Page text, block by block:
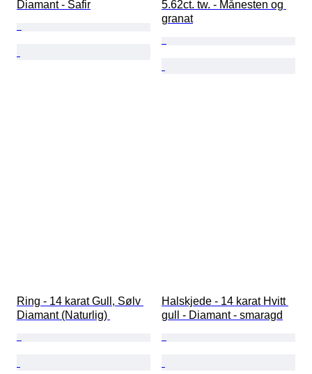
Diamant - Safir
5.62ct. tw. - Månesten og
granat
Ring - 14 karat Gull, Sølv
Diamant (Naturlig)
Halskjede - 14 karat Hvitt
gull - Diamant - smaragd